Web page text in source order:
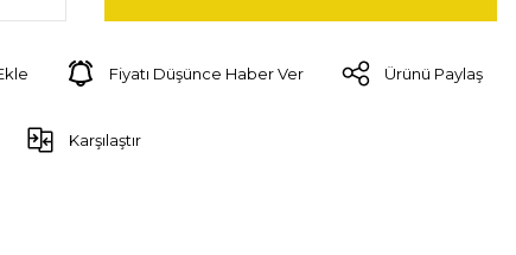
Fiyatı Düşünce Haber Ver Ürünü Paylaş
Karşılaştır